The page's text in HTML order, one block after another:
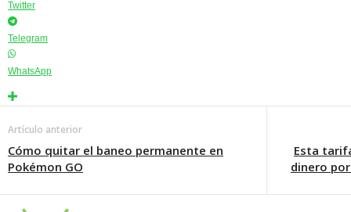
Twitter
Telegram
WhatsApp
Artículo anterior
Cómo quitar el baneo permanente en
Pokémon GO
Esta
dinero